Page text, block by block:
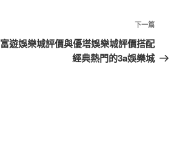
下
一
篇
下一篇
富遊娛樂城評價與優塔娛樂城評價搭配
經典熱門的3a娛樂城